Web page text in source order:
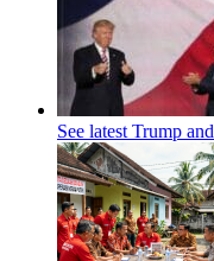
See latest Trump